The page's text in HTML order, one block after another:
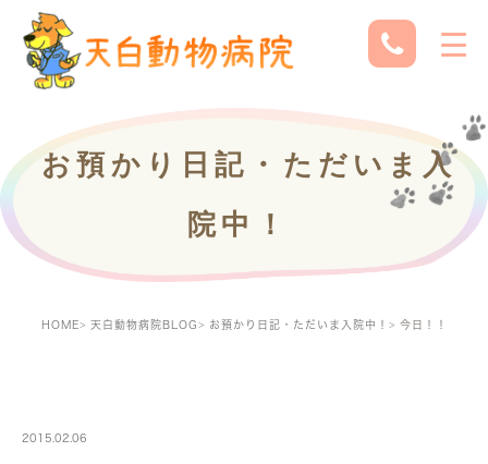
お預かり日記・ただいま入
院中！
HOME 天白動物病院BLOG お預かり日記・ただいま入院中！ 今日！！
2015.02.06